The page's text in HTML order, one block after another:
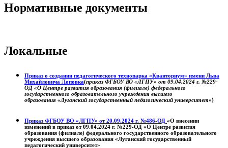
Нормативные документы
Локальные
Приказ о создании педагогического технопарка «Кванториум» имени Льва
Михайловича Лоповка(приказ ФГБОУ ВО «ЛГПУ» от 09.04.2024 г. №229-
ОД «О Центре развития образования (филиале) федерального
государственного образовательного учреждения высшего
образования «Луганский государственный педагогический университет»)
Приказ ФГБОУ ВО «ЛГПУ» от 20.09.2024 г. №486-ОД «О внесении
изменений в приказ от 09.04.2024 г. №229-ОД «О Центре развития
образования (филиале) федерального государственного образовательного
учреждения высшего образования «Луганский государственный
педагогический университет»